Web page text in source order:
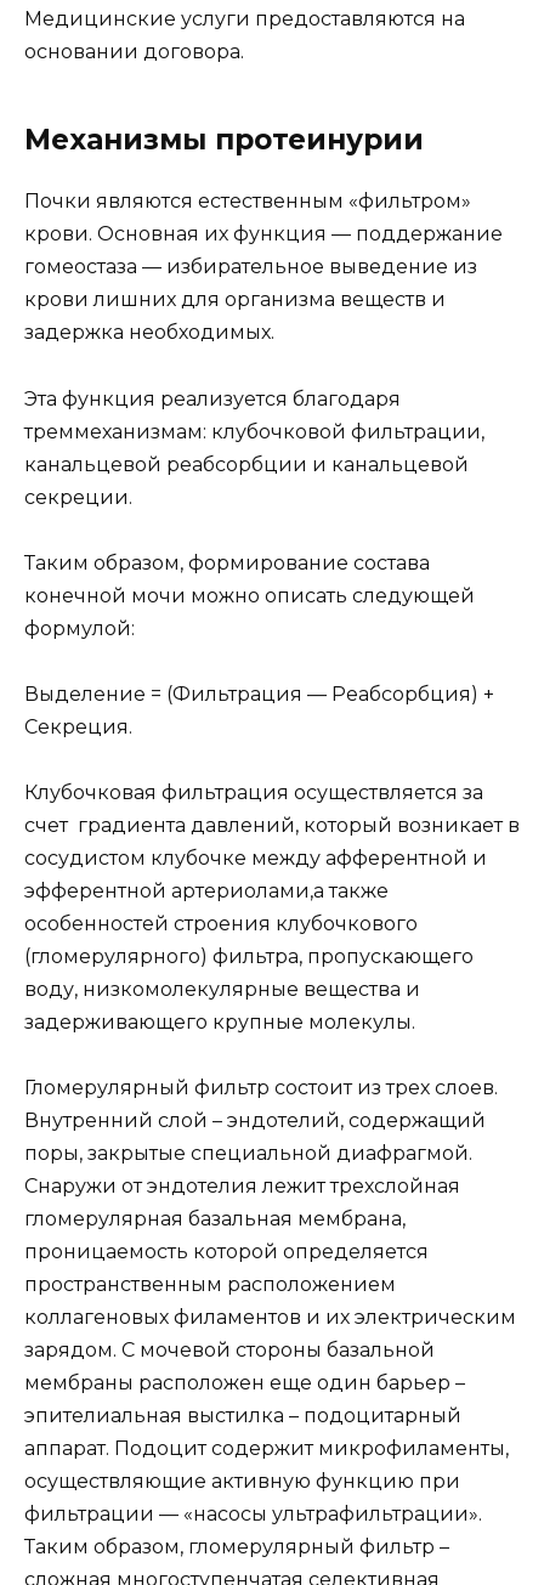
Медицинские услуги предоставляются на
основании договора.
Механизмы протеинурии
Почки являются естественным «фильтром»
крови. Основная их функция — поддержание
гомеостаза — избирательное выведение из
крови лишних для организма веществ и
задержка необходимых.
Эта функция реализуется благодаря
треммеханизмам: клубочковой фильтрации,
канальцевой реабсорбции и канальцевой
секреции.
Таким образом, формирование состава
конечной мочи можно описать следующей
формулой:
Выделение = (Фильтрация — Реабсорбция) +
Секреция.
Клубочковая фильтрация осуществляется за
счет градиента давлений, который возникает в
сосудистом клубочке между афферентной и
эфферентной артериолами,а также
особенностей строения клубочкового
(гломерулярного) фильтра, пропускающего
воду, низкомолекулярные вещества и
задерживающего крупные молекулы.
Гломерулярный фильтр состоит из трех слоев.
Внутренний слой – эндотелий, содержащий
поры, закрытые специальной диафрагмой.
Снаружи от эндотелия лежит трехслойная
гломерулярная базальная мембрана,
проницаемость которой определяется
пространственным расположением
коллагеновых филаментов и их электрическим
зарядом. С мочевой стороны базальной
мембраны расположен еще один барьер –
эпителиальная выстилка – подоцитарный
аппарат. Подоцит содержит микрофиламенты,
осуществляющие активную функцию при
фильтрации — «насосы ультрафильтрации».
Таким образом, гломерулярный фильтр –
сложная многоступенчатая селективная